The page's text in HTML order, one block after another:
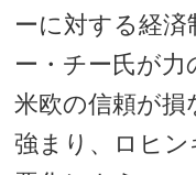
ーに対する経
ー・チー氏が
米欧の信頼が
強まり、ロヒ